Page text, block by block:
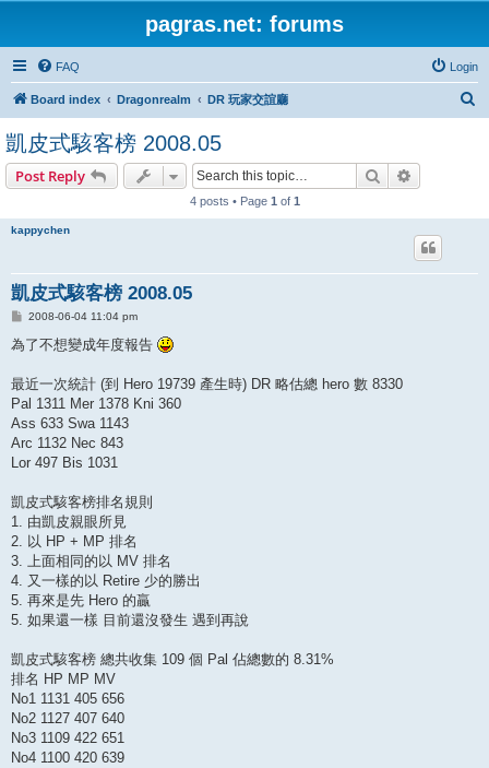
pagras.net: forums
FAQ Login
Board index Dragonrealm DR 玩家交誼廳
凱皮式駭客榜 2008.05
Post Reply Search
4 posts • Page 1 of 1
kappychen
凱皮式駭客榜 2008.05
P
s
t
2008-06-04 11:04 pm
為了不想變成年度報告
最近一次統計 (到 Hero 19739 產生時) DR 略估總 hero 數 8330
Pal 1311 Mer 1378 Kni 360
Ass 633 Swa 1143
Arc 1132 Nec 843
Lor 497 Bis 1031
凱皮式駭客榜排名規則
1. 由凱皮親眼所見
2. 以 HP + MP 排名
3. 上面相同的以 MV 排名
4. 又一樣的以 Retire 少的勝出
5. 再來是先 Hero 的贏
5. 如果還一樣 目前還沒發生 遇到再說
凱皮式駭客榜 總共收集 109 個 Pal 佔總數的 8.31%
排名 HP MP MV
No1 1131 405 656
No2 1127 407 640
No3 1109 422 651
No4 1100 420 639